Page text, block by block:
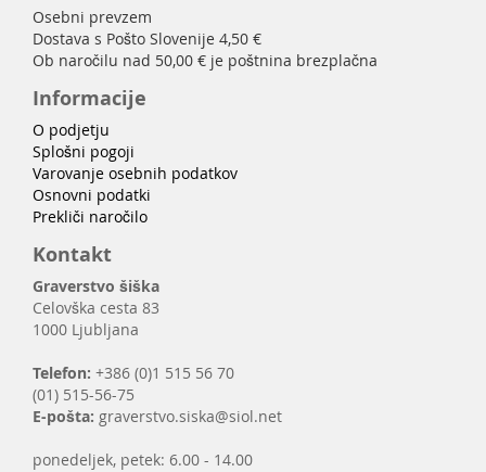
Osebni prevzem
Dostava s Pošto Slovenije 4,50 €
Ob naročilu nad 50,00 € je poštnina brezplačna
Informacije
O podjetju
Splošni pogoji
Varovanje osebnih podatkov
Osnovni podatki
Prekliči naročilo
Kontakt
Graverstvo šiška
Celovška cesta 83
1000 Ljubljana
Telefon: +386 (0)1 515 56 70
(01) 515-56-75
E-pošta: graverstvo.siska@siol.net
ponedeljek, petek: 6.00 - 14.00